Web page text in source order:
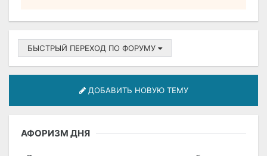
БЫСТРЫЙ ПЕРЕХОД ПО ФОРУМУ
ДОБАВИТЬ НОВУЮ ТЕМУ
АФОРИЗМ ДНЯ